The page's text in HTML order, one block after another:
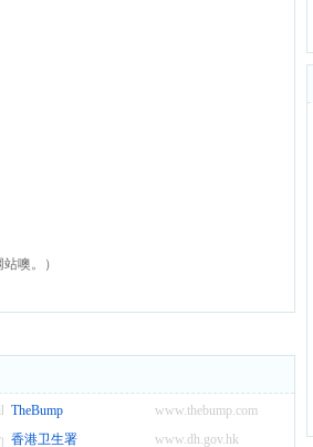
噢。）
www.thebump.com
TheBump
www.dh.gov.hk
香港卫生署